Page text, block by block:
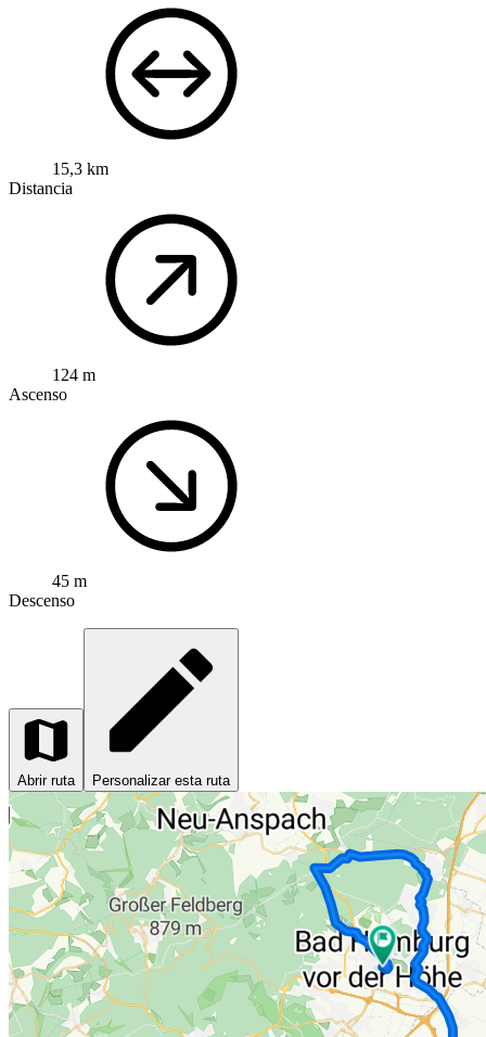
15,3 km
Distancia
124 m
Ascenso
45 m
Descenso
Abrir ruta Personalizar esta ruta